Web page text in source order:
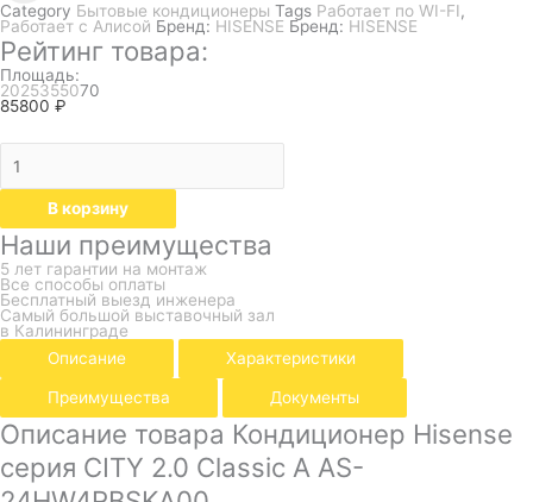
Category Бытовые кондиционеры Tags Работает по WI-FI,
Работает с Алисой Бренд: HISENSE Бренд: HISENSE
Рейтинг товара:
Площадь:
2025355070
85800 ₽
В корзину
Наши преимущества
5 лет гарантии на монтаж
Все способы оплаты
Бесплатный выезд инженера
Самый большой выставочный зал
в Калининграде
Описание
Характеристики
Преимущества Документы
Описание товара Кондиционер Hisense
серия CITY 2.0 Classic A AS-